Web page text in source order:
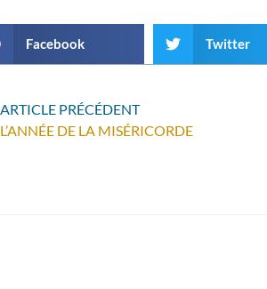
Facebook Twitter
ARTICLE PRÉCÉDENT
L’ANNÉE DE LA MISÉRICORDE